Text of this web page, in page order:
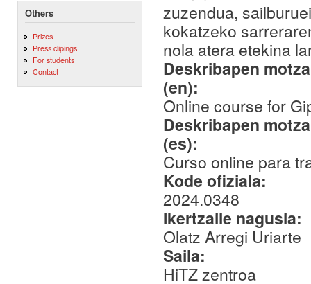
Others
Prizes
Press clipings
For students
Contact
zuzendua,
kokatzeko
nola atera etekina
Deskribapen
(en):
Online course for
Deskribapen
(es):
Curso online para
Kode ofiziala:
2024.0348
Ikertzaile nagusia:
Olatz Arregi Uriarte
Saila:
HiTZ zentroa